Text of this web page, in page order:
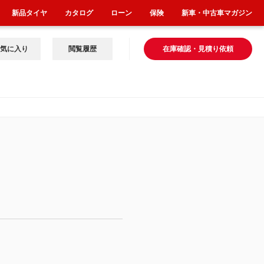
在庫確認・見積り依頼
に入り 閲覧履歴
新品タイヤ カタログ ローン 保険 新車・中古車マガジン